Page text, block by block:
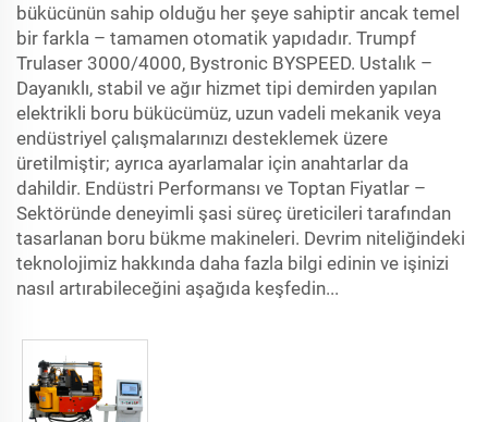
bükücünün sahip olduğu her şeye sahiptir ancak temel
bir farkla – tamamen otomatik yapıdadır. Trumpf
Trulaser 3000/4000, Bystronic BYSPEED. Ustalık –
Dayanıklı, stabil ve ağır hizmet tipi demirden yapılan
elektrikli boru bükücümüz, uzun vadeli mekanik veya
endüstriyel çalışmalarınızı desteklemek üzere
üretilmiştir; ayrıca ayarlamalar için anahtarlar da
dahildir. Endüstri Performansı ve Toptan Fiyatlar –
Sektöründe deneyimli şasi süreç üreticileri tarafından
tasarlanan boru bükme makineleri. Devrim niteliğindeki
teknolojimiz hakkında daha fazla bilgi edinin ve işinizi
nasıl artırabileceğini aşağıda keşfedin...